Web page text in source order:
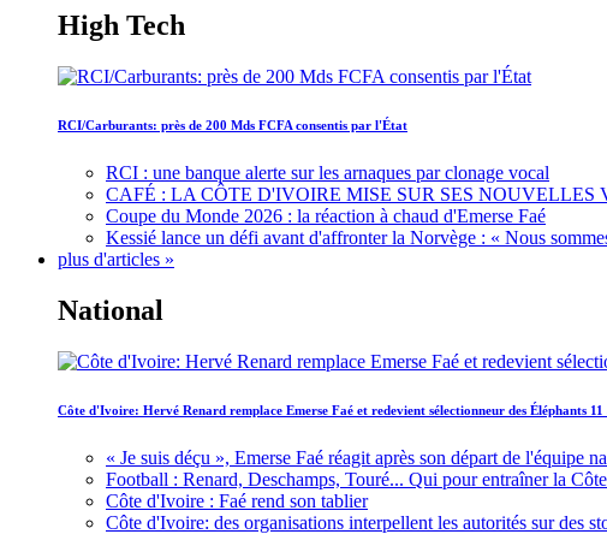
High Tech
RCI/Carburants: près de 200 Mds FCFA consentis par l'État
RCI : une banque alerte sur les arnaques par clonage vocal
CAFÉ : LA CÔTE D'IVOIRE MISE SUR SES
Coupe du Monde 2026 : la réaction à chaud d'Emerse Faé
Kessié lance un défi avant d'affronter la Norvège : « Nous
plus d'articles »
National
Côte d'Ivoire: Hervé Renard remplace Emerse Faé et redevient sélectionneur des Éléphants 11
« Je suis déçu », Emerse Faé réagit après son départ de l'équipe
Football : Renard, Deschamps, Touré... Qui pour entraîner la
Côte d'Ivoire : Faé rend son tablier
Côte d'Ivoire: des organisations interpellent les autorités sur des